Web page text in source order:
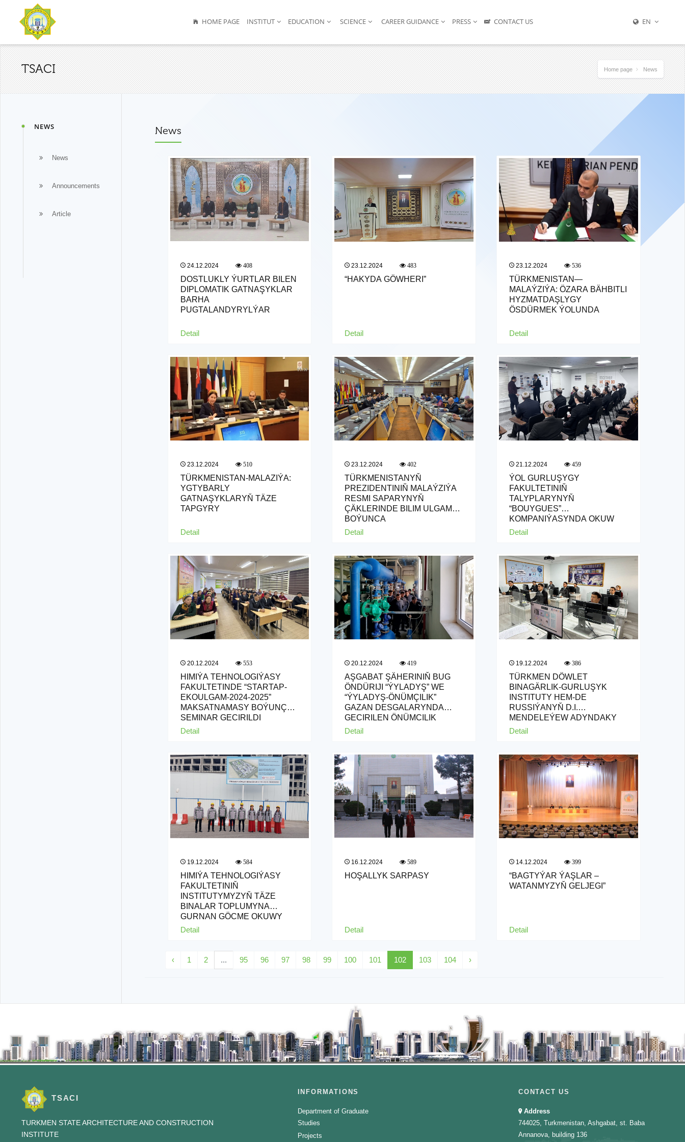
HOME PAGE INSTITUT EDUCATION SCIENCE CAREER GUIDANCE PRESS CONTACT US EN
TSACI Home page News
NEWS
News
Announcements
Article
News
24.12.2024 408
DOSTLUKLY ÝURTLAR BILEN
DIPLOMATIK GATNAŞYKLAR
BARHA
PUGTALANDYRYLÝAR
Detail
23.12.2024 483
“HAKYDA GÖWHERI”
Detail
23.12.2024 536
TÜRKMENISTAN—
MALAÝZIÝA: ÖZARA BÄHBITLI
HYZMATDAŞLYGY
ÖSDÜRMEK ÝOLUNDA
Detail
23.12.2024 510
TÜRKMENISTAN-MALAZIÝA:
YGTYBARLY
GATNAŞYKLARYŇ TÄZE
TAPGYRY
Detail
23.12.2024 402
TÜRKMENISTANYŇ
PREZIDENTINIŇ MALAÝZIÝA
RESMI SAPARYNYŇ
ÇÄKLERINDE BILIM ULGAMY
BOÝUNÇA
RESMINAMALARYŇ
Detail
21.12.2024 459
ÝOL GURLUŞYGY
FAKULTETINIŇ
TALYPLARYNYŇ
“BOUYGUES”
KOMPANIÝASYNDA OKUW
ÖNÜMÇILIK TEJRIBELIGI
Detail
20.12.2024 553
HIMIÝA TEHNOLOGIÝASY
FAKULTETINDE “STARTAP-
EKOULGAM-2024-2025”
MAKSATNAMASY BOÝUNÇA
SEMINAR GEÇIRILDI
Detail
20.12.2024 419
AŞGABAT ŞÄHERINIŇ BUG
ÖNDÜRIJI “ÝYLADYŞ” WE
“ÝYLADYŞ-ÖNÜMÇILIK”
GAZAN DESGALARYNDA
GEÇIRILEN ÖNÜMÇILIK
OKUW SAPAGY
Detail
19.12.2024 386
TÜRKMEN DÖWLET
BINAGÄRLIK-GURLUŞYK
INSTITUTY HEM-DE
RUSSIÝANYŇ D.I.
MENDELEÝEW ADYNDAKY
HIMIÝA-TEHNOLOGIÝA
Detail
19.12.2024 584
HIMIÝA TEHNOLOGIÝASY
FAKULTETINIŇ
INSTITUTYMYZYŇ TÄZE
BINALAR TOPLUMYNA
GURNAN GÖÇME OKUWY
SAPAGY
Detail
16.12.2024 589
HOŞALLYK SARPASY
Detail
14.12.2024 399
“BAGTYÝAR ÝAŞLAR –
WATANMYZYŇ GELJEGI”
Detail
‹ 1 2 ... 95 96 97 98 99 100 101 102 103 104 ›
TSACI
TURKMEN STATE ARCHITECTURE AND CONSTRUCTION
INSTITUTE
INFORMATIONS
Department of Graduate
Studies
Projects
CONTACT US
Address
744025, Turkmenistan, Ashgabat, st. Baba
Annanova, building 136